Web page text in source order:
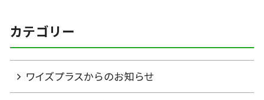
カテゴリー
ワイズプラスからのお知らせ